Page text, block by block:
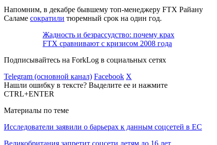
Напомним, в декабре бывшему топ-менеджеру FTX Райану
Саламе сократили тюремный срок на один год.
Жадность и безрассудство: почему крах
FTX сравнивают с кризисом 2008 года
Подписывайтесь на ForkLog в социальных сетях
Telegram (основной канал) Facebook X
Нашли ошибку в тексте? Выделите ее и нажмите
CTRL+ENTER
Материалы по теме
Исследователи заявили о барьерах к данным соцсетей в ЕС
Великобритания запретит соцсети детям до 16 лет